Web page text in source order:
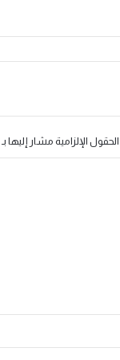
الحقول الإلزامية مشار إليها بـ